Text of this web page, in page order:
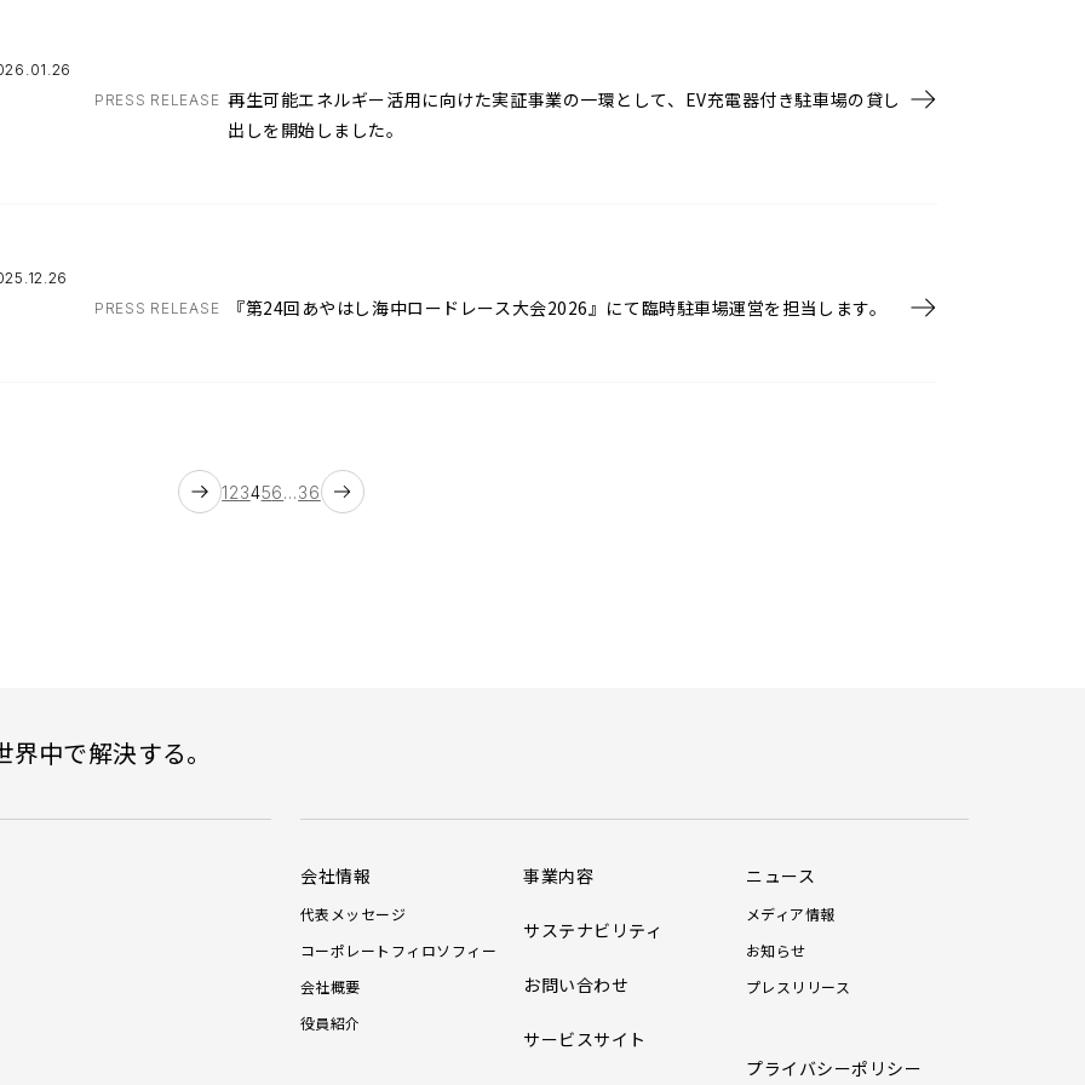
PRESS RELEASE 再生可能エネルギー活用に向けた実証事業の一環として、EV充電器付き駐車場の貸し
出しを開始しました。
PRESS RELEASE
『第24回あやはし海中ロードレース大会2026』にて臨時駐車場運営を担当します。
123456…36
界中で解決する。
会社情報
代表メッセージ
コーポレートフィロソフィー
会社概要
役員紹介
事業内容
サステナビリティ
お問い合わせ
サービスサイト
ニュース
メディア情報
お知らせ
プレスリリース
プライバシーポリシー